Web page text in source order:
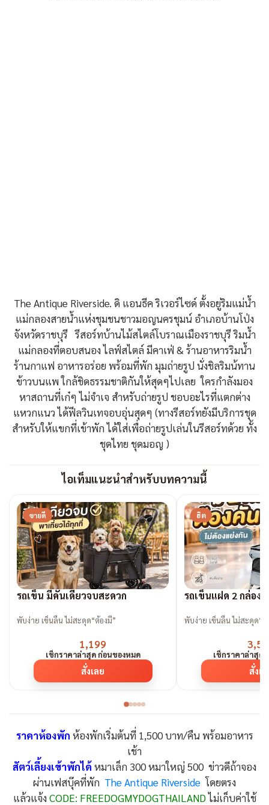
The Antique Riverside. ดิ แอนธีค ริเวอร์ไซด์ ตั้งอยู่ริมแม่น้ำ
แม่กลองสายน้ำแห่งชุมชนชาวมอญนครชุมน์ อำเภอบ้านโป่ง
จังหวัดราชบุรี รีสอร์ทบ้านไม้สไตล์โบราณเมืองราชบุรี ริมน้ำ
แม่กลองที่ตอบสนอง ไลฟ์สไตล์ มีคาเฟ่ & ร้านอาหารริมน้ำ
ร้านกาแฟ อาหารอร่อย พร้อมที่พัก มุมถ่ายรูป นั่งชิลริมน้ทาน
ข้าวบนแพ ใกล้ชิดธรรมชาติกันให้สุดๆไปเลย ใครกำลังมอง
หาสถานที่เก๋ๆ ไม่จำเจ สำหรับถ่ายรูป ชอบอะไรที่แตกต่าง
แหวกแนว ได้ฟีลวินเทจอบอุ่นสุดๆ (ทางรีสอร์ทยังมีบริการชุด
สำหรับให้แขกที่เข้าพัก ได้ใส่เพื่อถ่ายรูปเล่นในรีสอร์ทด้วย ทั้ง
ชุดไทย ชุดมอญ )
ไอเท็มแนะนำสำหรับบทความนี้
ขายดี
รถเข็น มีคันเดียวจบสะดวก
พับง่าย เข็นลื่น ไม่สะดุด“ต้องมี”
1,199
เช็กราคาล่าสุด ก่อนของหมด
สั่งเลย
ฮิต
รถเข็นแฝด 2 กล่อง
พับง่าย เข็นลื่น ไม่สะดุด“ต้
เช็กราคาล่าสุด
สั่งเ
ราคาห้องพัก ห้องพักเริ่มต้นที่ 1,500 บาท/คืน พร้อมอาหาร
เช้า
สัตว์เลี้ยงเข้าพักได้ หมาเล็ก 300 หมาใหญ่ 500 ข่าวดีถ้าจอง
ผ่านเฟสบุ๊คที่พัก The Antique Riverside โดยตรง
แล้วแจ้ง CODE: FREEDOGMYDOGTHAILANDไม่เก็บค่าใช้